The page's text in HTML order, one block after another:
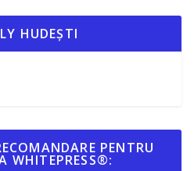
HUDEȘTI
PENTRU
WHITEPRESS®: